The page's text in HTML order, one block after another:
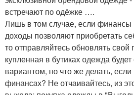
встречают по одёжке ….
Лишь в том случае, если
доходы позволяют приобретать
то отправляйтесь обновлять свой
купленная в бутиках одежда
вариантом, но что же делать,
финансах? Не отчаивайтесь, из